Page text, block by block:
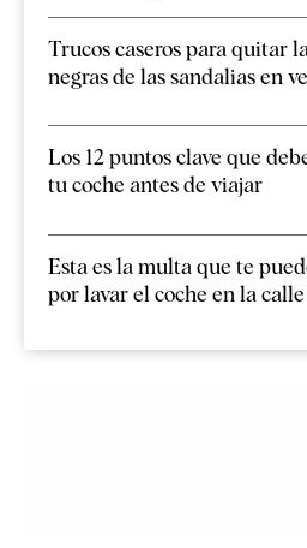
Trucos caseros para quitar
negras de las sandalias en
Los 12 puntos clave que
tu coche antes de viajar
Esta es la multa que te
por lavar el coche en la calle